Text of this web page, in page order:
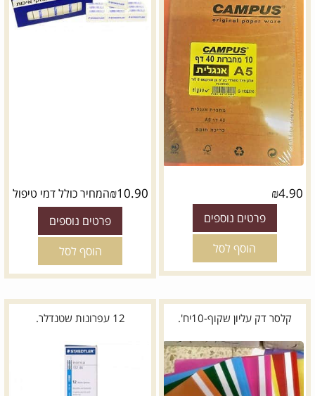
₪4.90
פרטים נוספים
הוסף לסל
₪10.90 המחיר כולל דמי טיפול
פרטים נוספים
הוסף לסל
קלסר דק עליון שקוף-10יח'. 12 עפרונות שטנדלר.